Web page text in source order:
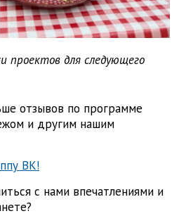
проектов для следующего
отзывов по программе
и другим нашим
ВК!
с нами впечатлениями и